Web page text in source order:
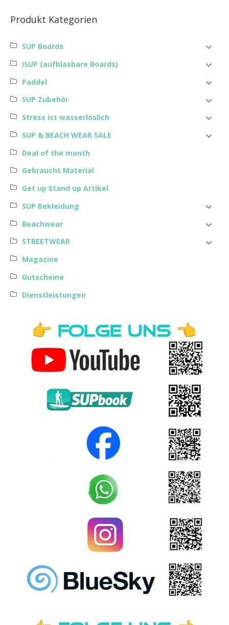
Produkt Kategorien
SUP Boards
iSUP (aufblasbare Boards)
Paddel
SUP Zubehör
Stress ist wasserlöslich
SUP & BEACH WEAR SALE
Deal of the month
Gebraucht Material
Get up Stand up Artikel
SUP Bekleidung
Beachwear
STREETWEAR
Magazine
Gutscheine
Dienstleistungen